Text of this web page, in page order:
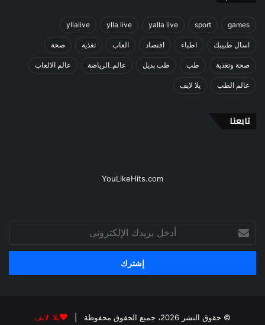
games
sport
yalla live
ylla live
yllalive
اسال طبيبك اطباء اقتصاد العاب تغذية صحة
صحة وتغذية طب طب بديل عالم_الرياضة عالم الالعاب
عالم الطب يلا لايف
تابعنا
YouLikeHits.com
بريدك
الإلكتروني
© حقوق النشر 2026، جميع الحقوق محفوظة | يلا لايف